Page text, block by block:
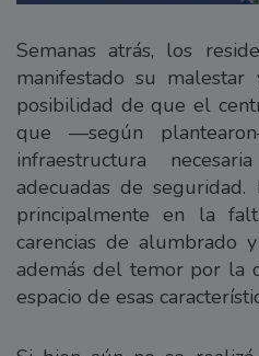
Semanas atrás, los
manifestado su
posibilidad de que el
que —según
infraestructura
adecuadas de
principalmente en la
carencias de alumbrado
además del temor por la
espacio de esas